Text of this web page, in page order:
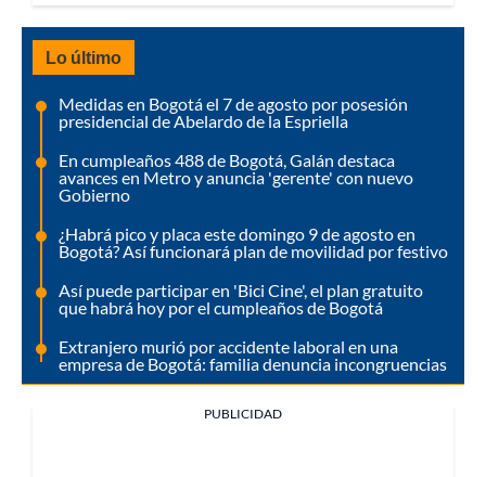
Lo último
Medidas en Bogotá el 7 de agosto por posesión
presidencial de Abelardo de la Espriella
En cumpleaños 488 de Bogotá, Galán destaca
avances en Metro y anuncia 'gerente' con nuevo
Gobierno
¿Habrá pico y placa este domingo 9 de agosto en
Bogotá? Así funcionará plan de movilidad por festivo
Así puede participar en 'Bici Cine', el plan gratuito
que habrá hoy por el cumpleaños de Bogotá
Extranjero murió por accidente laboral en una
empresa de Bogotá: familia denuncia incongruencias
PUBLICIDAD